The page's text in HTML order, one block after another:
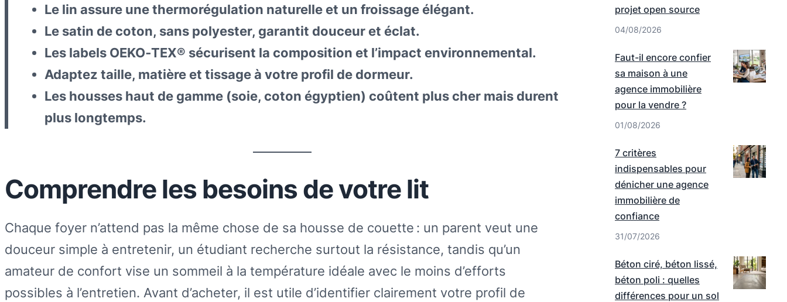
Le lin assure une thermorégulation naturelle et un froissage élégant.
Le satin de coton, sans polyester, garantit douceur et éclat.
Les labels OEKO‑TEX® sécurisent la composition et l’impact environnemental.
Adaptez taille, matière et tissage à votre profil de dormeur.
Les housses haut de gamme (soie, coton égyptien) coûtent plus cher mais durent
plus longtemps.
Comprendre les besoins de votre lit
Chaque foyer n’attend pas la même chose de sa housse de couette : un parent veut une
douceur simple à entretenir, un étudiant recherche surtout la résistance, tandis qu’un
amateur de confort vise un sommeil à la température idéale avec le moins d’efforts
possibles à l’entretien. Avant d’acheter, il est utile d’identifier clairement votre profil de
projet open source
04/08/2026
Faut-il encore confier
sa maison à une
agence immobilière
pour la vendre ?
01/08/2026
7 critères
indispensables pour
dénicher une agence
immobilière de
confiance
31/07/2026
Béton ciré, béton lissé,
béton poli : quelles
différences pour un sol